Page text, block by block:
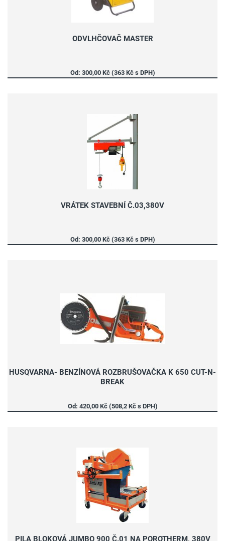
ODVLHČOVAČ MASTER
Od: 300,00 Kč (363 Kč s DPH)
VRÁTEK STAVEBNÍ Č.03,380V
Od: 300,00 Kč (363 Kč s DPH)
HUSQVARNA- BENZÍNOVÁ ROZBRUŠOVAČKA K 650 CUT-N-
BREAK
Od: 420,00 Kč (508,2 Kč s DPH)
PILA BLOKOVÁ JUMBO 900 Č.01 NA POROTHERM, 380V